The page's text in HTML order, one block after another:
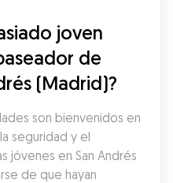
joven
de
(Madrid)?
son bienvenidos en
seguridad y el
jóvenes en San Andrés
de que hayan